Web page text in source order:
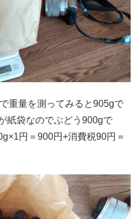
重量を測ってみると905gで
紙袋なのでぶどう900gで
円＝900円+消費税90円＝